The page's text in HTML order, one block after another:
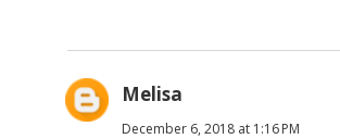
Melisa
December 6, 2018 at 1:16 PM